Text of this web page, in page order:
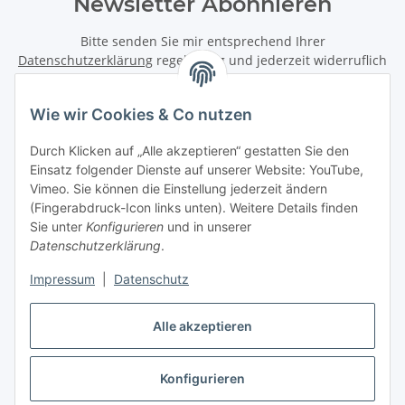
Alle akzeptieren
Konfigurieren
Wie wir Cookies & Co nutzen
Durch Klicken auf „Alle akzeptieren“ gestatten Sie den
Einsatz folgender Dienste auf unserer Website: YouTube,
Vimeo. Sie können die Einstellung jederzeit ändern
(Fingerabdruck-Icon links unten). Weitere Details finden
Sie unter Konfigurieren und in unserer
Datenschutzerklärung.
Impressum Datenschutz
Bitte senden Sie mir entsprechend Ihrer
Datenschutzerklärung regelmäßig und jederzeit widerruflich
Informationen zu Ihrem Produktsortiment per E-Mail zu.
Newsletter Abonnieren
Informationen
Gesetzliche Informationen